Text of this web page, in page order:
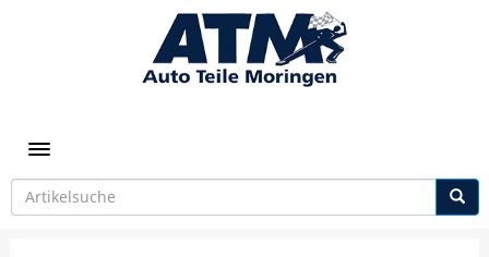
Toggle navigation